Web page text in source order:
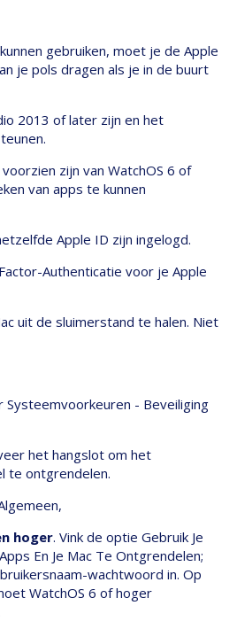
gebruiken, moet je de Apple
je pols dragen als je in de buurt
2013 of later zijn en het
zijn van WatchOS 6 of
van apps te kunnen
Apple ID zijn ingelogd.
Authenticatie voor je Apple
uit de sluimerstand te halen. Niet
Systeemvoorkeuren - Beveiliging
het hangslot om het
te ontgrendelen.
hoger. Vink de optie Gebruik Je
En Je Mac Te Ontgrendelen;
wachtwoord in. Op
WatchOS 6 of hoger